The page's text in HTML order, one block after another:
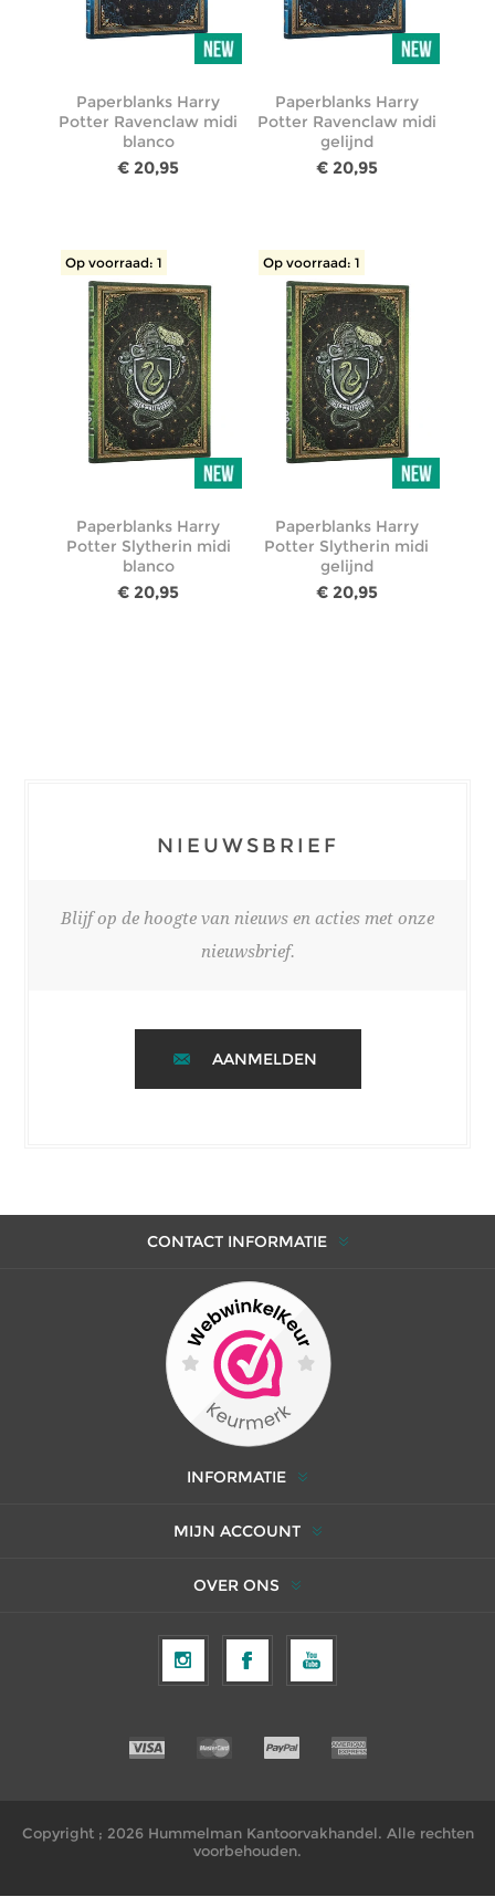
Paperblanks Harry
Potter Ravenclaw midi
blanco
€ 20,95
Paperblanks Harry
Potter Ravenclaw midi
gelijnd
€ 20,95
Op voorraad: 1
Paperblanks Harry
Potter Slytherin midi
blanco
€ 20,95
Op voorraad: 1
Paperblanks Harry
Potter Slytherin midi
gelijnd
€ 20,95
NIEUWSBRIEF
Blijf op de hoogte van nieuws en acties met onze
nieuwsbrief.
AANMELDEN
CONTACT INFORMATIE
INFORMATIE
MIJN ACCOUNT
OVER ONS
Copyright ; 2026 Hummelman Kantoorvakhandel. Alle rechten
voorbehouden.